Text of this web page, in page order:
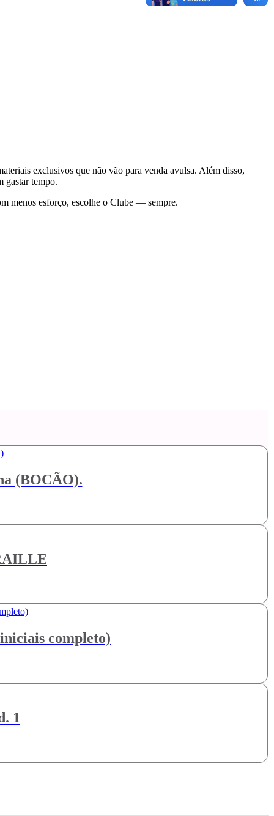
exclusivos que não vão para venda avulsa. Além disso,
gastar tempo.
menos esforço, escolhe o Clube — sempre.
(BOCÃO).
completo)
1